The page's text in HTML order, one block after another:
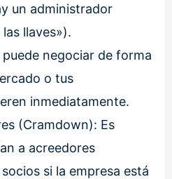
un administrador
llaves»).
negociar de forma
o tus
inmediatamente.
(Cramdown): Es
a acreedores
si la empresa está